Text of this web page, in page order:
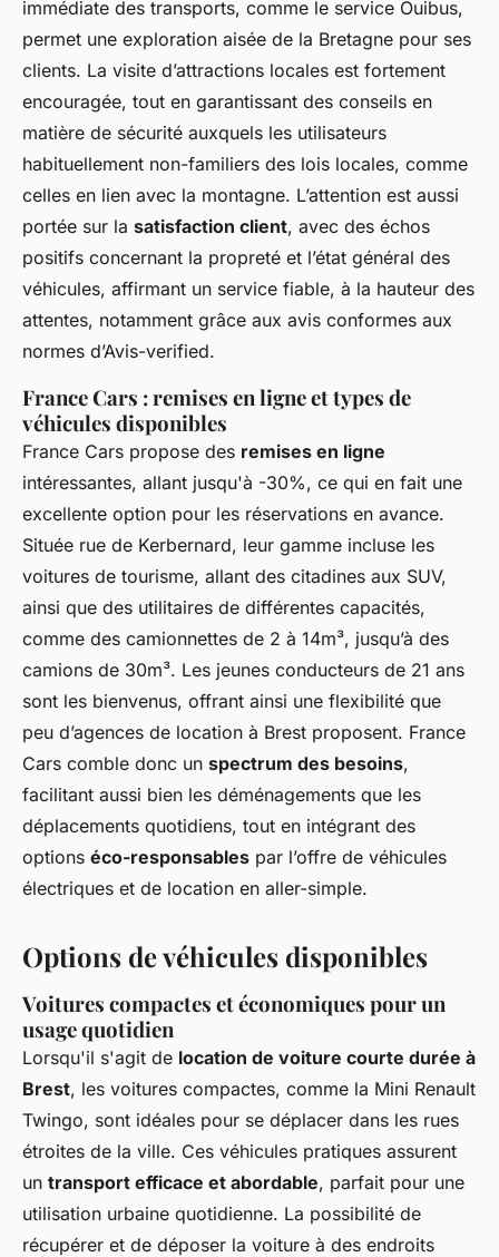
immédiate des transports, comme le service Ouibus,
permet une exploration aisée de la Bretagne pour ses
clients. La visite d’attractions locales est fortement
encouragée, tout en garantissant des conseils en
matière de sécurité auxquels les utilisateurs
habituellement non-familiers des lois locales, comme
celles en lien avec la montagne. L’attention est aussi
portée sur la satisfaction client, avec des échos
positifs concernant la propreté et l’état général des
véhicules, affirmant un service fiable, à la hauteur des
attentes, notamment grâce aux avis conformes aux
normes d’Avis-verified.
France Cars : remises en ligne et types de
véhicules disponibles
France Cars propose des remises en ligne
intéressantes, allant jusqu'à -30%, ce qui en fait une
excellente option pour les réservations en avance.
Située rue de Kerbernard, leur gamme incluse les
voitures de tourisme, allant des citadines aux SUV,
ainsi que des utilitaires de différentes capacités,
comme des camionnettes de 2 à 14m³, jusqu’à des
camions de 30m³. Les jeunes conducteurs de 21 ans
sont les bienvenus, offrant ainsi une flexibilité que
peu d’agences de location à Brest proposent. France
Cars comble donc un spectrum des besoins,
facilitant aussi bien les déménagements que les
déplacements quotidiens, tout en intégrant des
options éco-responsables par l’offre de véhicules
électriques et de location en aller-simple.
Options de véhicules disponibles
Voitures compactes et économiques pour un
usage quotidien
Lorsqu'il s'agit de location de voiture courte durée à
Brest, les voitures compactes, comme la Mini Renault
Twingo, sont idéales pour se déplacer dans les rues
étroites de la ville. Ces véhicules pratiques assurent
un transport efficace et abordable, parfait pour une
utilisation urbaine quotidienne. La possibilité de
récupérer et de déposer la voiture à des endroits